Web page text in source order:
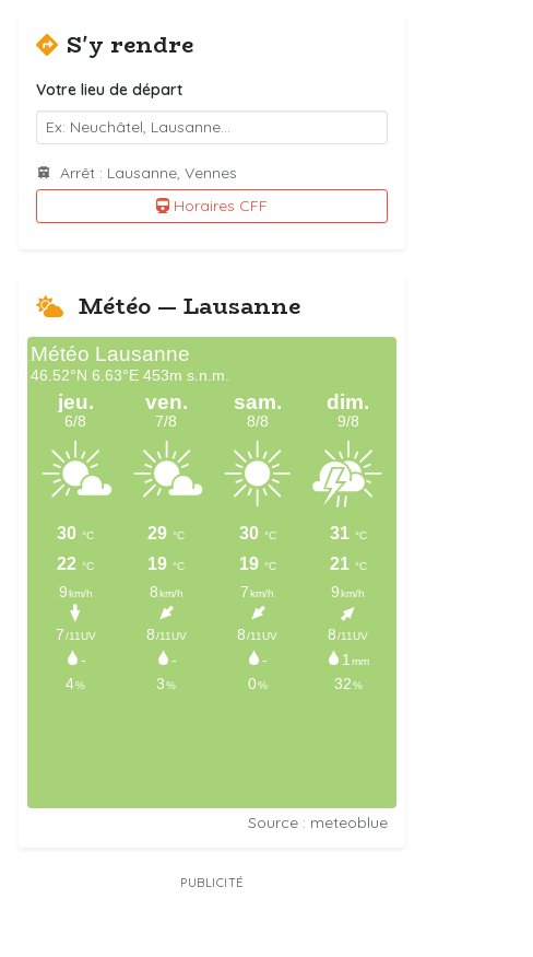
S'y rendre
Votre lieu de départ
Arrêt : Lausanne, Vennes
Horaires CFF
Météo — Lausanne
Source : meteoblue
PUBLICITÉ